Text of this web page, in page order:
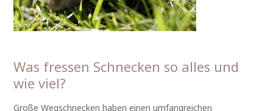
Was fressen Schnecken so alles und
wie viel?
Große Wegschnecken haben einen umfangreichen